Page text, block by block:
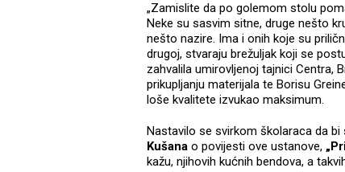
„Zamislite da po golemom stolu
Neke su sasvim sitne, druge nešto
nešto nazire. Ima i onih koje su
drugoj, stvaraju brežuljak koji se
zahvalila umirovljenoj tajnici Centra,
prikupljanju materijala te Borisu
loše kvalitete izvukao maksimum.
Nastavilo se svirkom školaraca da bi
Kušana o povijesti ove ustanove,
kažu, njihovih kućnih bendova, a